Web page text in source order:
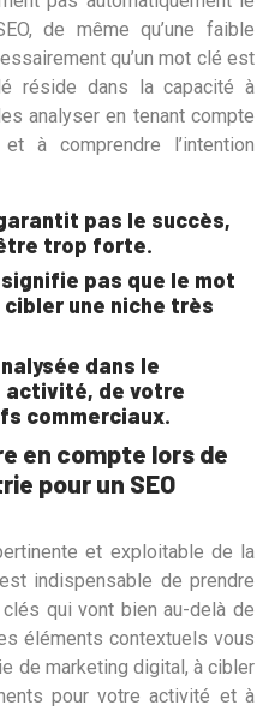
de même qu’une faible
qu’un mot clé est
réside dans la capacité à
analyser en tenant compte
à comprendre l’intention
pas le succès,
trop forte.
pas que le mot
une niche très
dans le
activité, de votre
commerciaux.
en compte lors de
pour un SEO
et exploitable de la
indispensable de prendre
qui vont bien au-delà de
éléments contextuels vous
de marketing digital, à cibler
pour votre activité et à